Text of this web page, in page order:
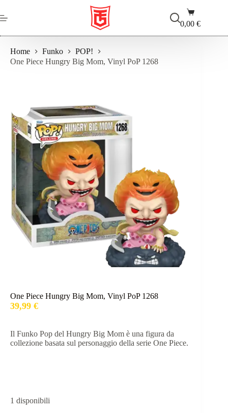
al
contenuto
Carrello
0,00€
Home Funko
POP!
One Piece Hungry Big Mom, Vinyl PoP 1268
One Piece Hungry Big Mom, Vinyl PoP 1268
39,99 €
Il Funko Pop del Hungry Big Mom è una figura da
collezione basata sul personaggio della serie One Piece.
1 disponibili